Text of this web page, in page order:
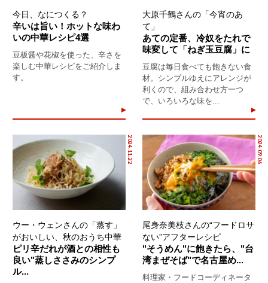
今日、なにつくる？
辛いは旨い！ホットな味わ
いの中華レシピ4選
豆板醤や花椒を使った、辛さを
楽しむ中華レシピをご紹介しま
す。
大原千鶴さんの「今宵のあ
て」
あての定番、冷奴をたれで
味変して「ねぎ玉豆腐」に
豆腐は毎日食べても飽きない食
材。シンプルゆえにアレンジが
利くので、組み合わせ方一つ
で、いろいろな味を...
2024.11.22
ウー・ウェンさんの「蒸す」
がおいしい、秋のおうち中華
ピリ辛だれが酒との相性も
良い"蒸しささみのシンプ
ル...
2024.09.06
尾身奈美枝さんの“フードロサ
ない”アフターレシピ
"そうめん"に飽きたら、"台
湾まぜそば"で名古屋め...
料理家・フードコーディネータ